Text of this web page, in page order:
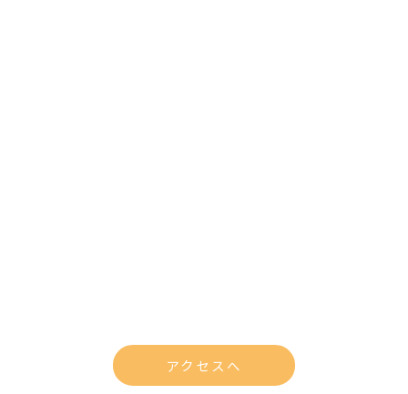
アクセスへ